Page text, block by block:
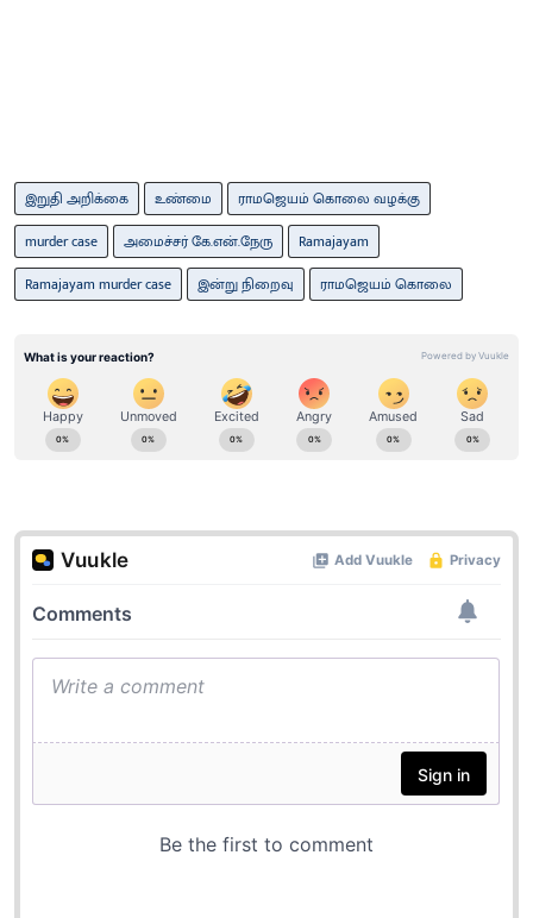
இறுதி அறிக்கை உண்மை
ராமஜெயம் கொலை வழக்கு
murder case
அமைச்சர் கே.என்.நேரு
Ramajayam
Ramajayam murder case
இன்று நிறைவு ராமஜெயம் கொலை